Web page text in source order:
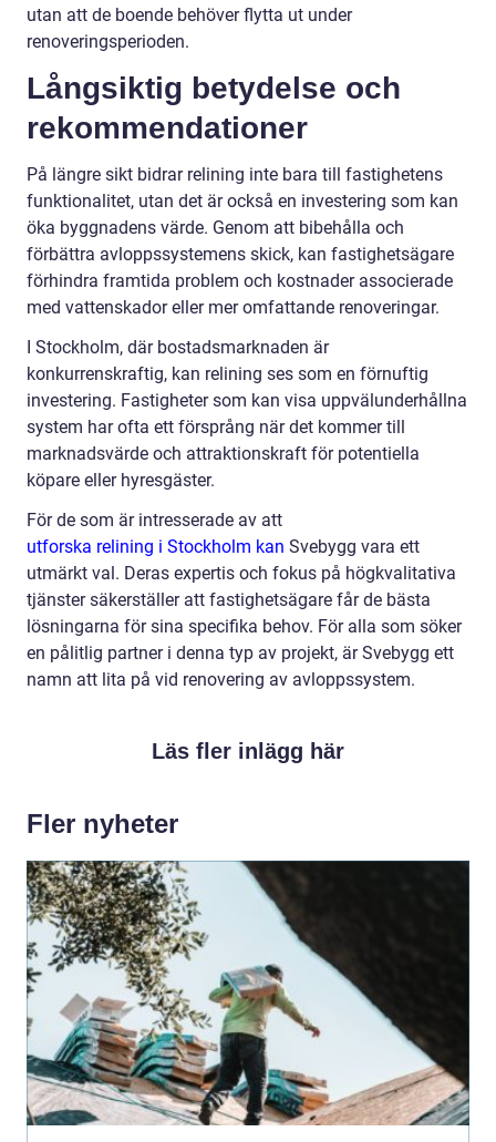
utan att de boende behöver flytta ut under
renoveringsperioden.
Långsiktig betydelse och
rekommendationer
På längre sikt bidrar relining inte bara till fastighetens
funktionalitet, utan det är också en investering som kan
öka byggnadens värde. Genom att bibehålla och
förbättra avloppssystemens skick, kan fastighetsägare
förhindra framtida problem och kostnader associerade
med vattenskador eller mer omfattande renoveringar.
I Stockholm, där bostadsmarknaden är
konkurrenskraftig, kan relining ses som en förnuftig
investering. Fastigheter som kan visa uppvälunderhållna
system har ofta ett försprång när det kommer till
marknadsvärde och attraktionskraft för potentiella
köpare eller hyresgäster.
För de som är intresserade av att
utforska relining i Stockholm kan Svebygg vara ett
utmärkt val. Deras expertis och fokus på högkvalitativa
tjänster säkerställer att fastighetsägare får de bästa
lösningarna för sina specifika behov. För alla som söker
en pålitlig partner i denna typ av projekt, är Svebygg ett
namn att lita på vid renovering av avloppssystem.
Läs fler inlägg här
Fler nyheter